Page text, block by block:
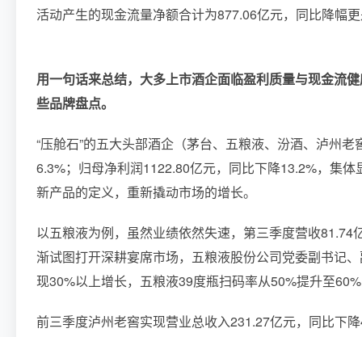
活动产生的现金流量净额合计为877.06亿元，同比降幅
用一句话来总结，大多上市酒企面临盈利质量与现金流
些品牌盘点。
“压舱石”的五大头部酒企（茅台、五粮液、汾酒、泸州
6.3%；归母净利润1122.80亿元，同比下降13.2%，集
新产品的定义，重新撬动市场的增长。
以五粮液为例，虽然业绩依然失速，第三季度营收
渐试图打开深耕宴席市场，五粮液股份公司党委副书记
现30%以上增长，五粮液39度瓶扫码率从50%提升至
前三季度泸州老窖实现营业总收入231.27亿元，同比下